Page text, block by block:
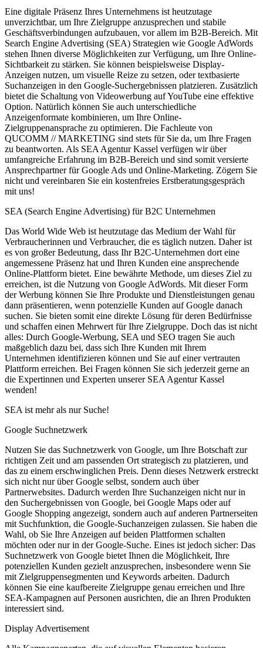
Eine digitale Präsenz Ihres Unternehmens ist heutzutage
unverzichtbar, um Ihre Zielgruppe anzusprechen und stabile
Geschäftsverbindungen aufzubauen, vor allem im B2B-Bereich. Mit
Search Engine Advertising (SEA) Strategien wie Google AdWords
stehen Ihnen diverse Möglichkeiten zur Verfügung, um Ihre Online-
Sichtbarkeit zu stärken. Sie können beispielsweise Display-
Anzeigen nutzen, um visuelle Reize zu setzen, oder textbasierte
Suchanzeigen in den Google-Suchergebnissen platzieren. Zusätzlich
bietet die Schaltung von Videowerbung auf YouTube eine effektive
Option. Natürlich können Sie auch unterschiedliche
Anzeigenformate kombinieren, um Ihre Online-
Zielgruppenansprache zu optimieren. Die Fachleute von
QUCOMM // MARKETING sind stets für Sie da, um Ihre Fragen
zu beantworten. Als SEA Agentur Kassel verfügen wir über
umfangreiche Erfahrung im B2B-Bereich und sind somit versierte
Ansprechpartner für Google Ads und Online-Marketing. Zögern Sie
nicht und vereinbaren Sie ein kostenfreies Erstberatungsgespräch
mit uns!
SEA (Search Engine Advertising) für B2C Unternehmen
Das World Wide Web ist heutzutage das Medium der Wahl für
Verbraucherinnen und Verbraucher, die es täglich nutzen. Daher ist
es von großer Bedeutung, dass Ihr B2C-Unternehmen dort eine
angemessene Präsenz hat und Ihren Kunden eine ansprechende
Online-Plattform bietet. Eine bewährte Methode, um dieses Ziel zu
erreichen, ist die Nutzung von Google AdWords. Mit dieser Form
der Werbung können Sie Ihre Produkte und Dienstleistungen genau
dann präsentieren, wenn potenzielle Kunden auf Google danach
suchen. Sie bieten somit eine direkte Lösung für deren Bedürfnisse
und schaffen einen Mehrwert für Ihre Zielgruppe. Doch das ist nicht
alles: Durch Google-Werbung, SEA und SEO tragen Sie auch
maßgeblich dazu bei, dass sich Ihre Kunden mit Ihrem
Unternehmen identifizieren können und Sie auf einer vertrauten
Plattform erreichen. Bei Fragen können Sie sich jederzeit gerne an
die Expertinnen und Experten unserer SEA Agentur Kassel
wenden!
SEA ist mehr als nur Suche!
Google Suchnetzwerk
Nutzen Sie das Suchnetzwerk von Google, um Ihre Botschaft zur
richtigen Zeit und am passenden Ort strategisch zu platzieren, und
das zu einem erschwinglichen Preis. Denn dieses Netzwerk erstreckt
sich nicht nur über Google selbst, sondern auch über
Partnerwebsites. Dadurch werden Ihre Suchanzeigen nicht nur in
den Suchergebnissen von Google, bei Google Maps oder auf
Google Shopping angezeigt, sondern auch auf anderen Partnerseiten
mit Suchfunktion, die Google-Suchanzeigen zulassen. Sie haben die
Wahl, ob Sie Ihre Anzeigen auf beiden Plattformen schalten
möchten oder nur in der Google-Suche. Eines ist jedoch sicher: Das
Suchnetzwerk von Google bietet Ihnen die Möglichkeit, Ihre
potenziellen Kunden gezielt anzusprechen, insbesondere wenn Sie
mit Zielgruppensegmenten und Keywords arbeiten. Dadurch
können Sie eine kaufbereite Zielgruppe genau erreichen und Ihre
SEA-Kampagnen auf Personen ausrichten, die an Ihren Produkten
interessiert sind.
Display Advertisement